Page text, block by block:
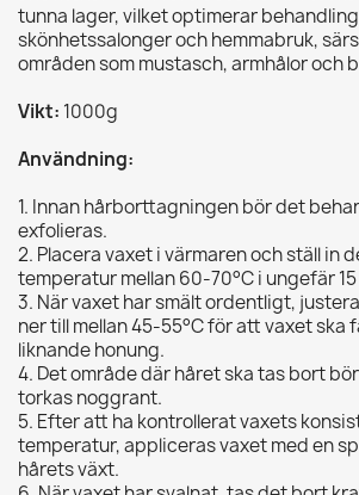
tunna lager, vilket optimerar
skönhetssalonger och hemmabruk,
områden som mustasch, armhålor och
Vikt: 1000g
Användning:
1. Innan hårborttagningen bör det
exfolieras.
2. Placera vaxet i värmaren och ställ in
temperatur mellan 60-70°C i ungefär
3. När vaxet har smält ordentligt,
ner till mellan 45-55°C för att vaxet ska
liknande honung.
4. Det område där håret ska tas bort
torkas noggrant.
5. Efter att ha kontrollerat vaxets
temperatur, appliceras vaxet med en
hårets växt.